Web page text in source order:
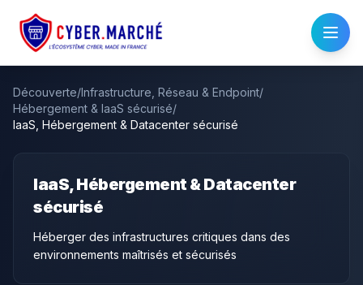
Découverte/Infrastructure, Réseau & Endpoint/
Hébergement & IaaS sécurisé/
IaaS, Hébergement & Datacenter sécurisé
IaaS, Hébergement & Datacenter
sécurisé
Héberger des infrastructures critiques dans des
environnements maîtrisés et sécurisés